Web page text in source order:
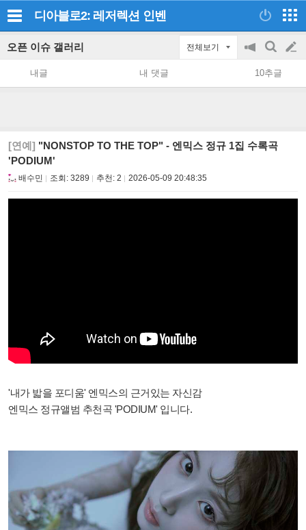
디아블로2: 레저렉션 인벤
오픈 이슈 갤러리 전체보기
공
지
on/off
검
색
글
쓰
내글 내 댓글 10추글
[연예] "NONSTOP TO THE TOP" - 엔믹스 정규 1집 수록곡
'PODIUM'
배수민 조회: 3289 추천: 2 2026-05-09 20:48:35
'내가 밟을 포디움' 엔믹스의 근거있는 자신감
엔믹스 정규앨범 추천곡 'PODIUM' 입니다.